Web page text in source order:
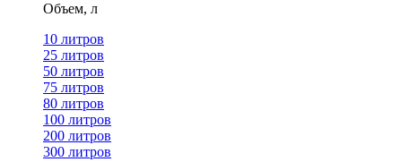
Объем, л
10 литров
25 литров
50 литров
75 литров
80 литров
100 литров
200 литров
300 литров